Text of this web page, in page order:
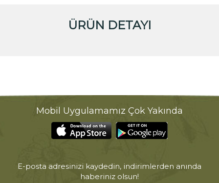
ÜRÜN DETAYI
Mobil Uygulamamız Çok Yakında
E-posta adresinizi kaydedin, indirimlerden anında
haberiniz olsun!